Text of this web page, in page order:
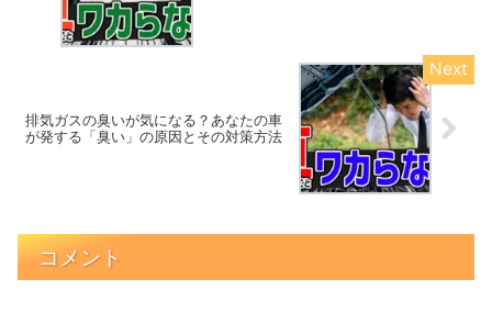
排気ガスの臭いが気になる？あなたの車
が発する「臭い」の原因とその対策方法
コメント